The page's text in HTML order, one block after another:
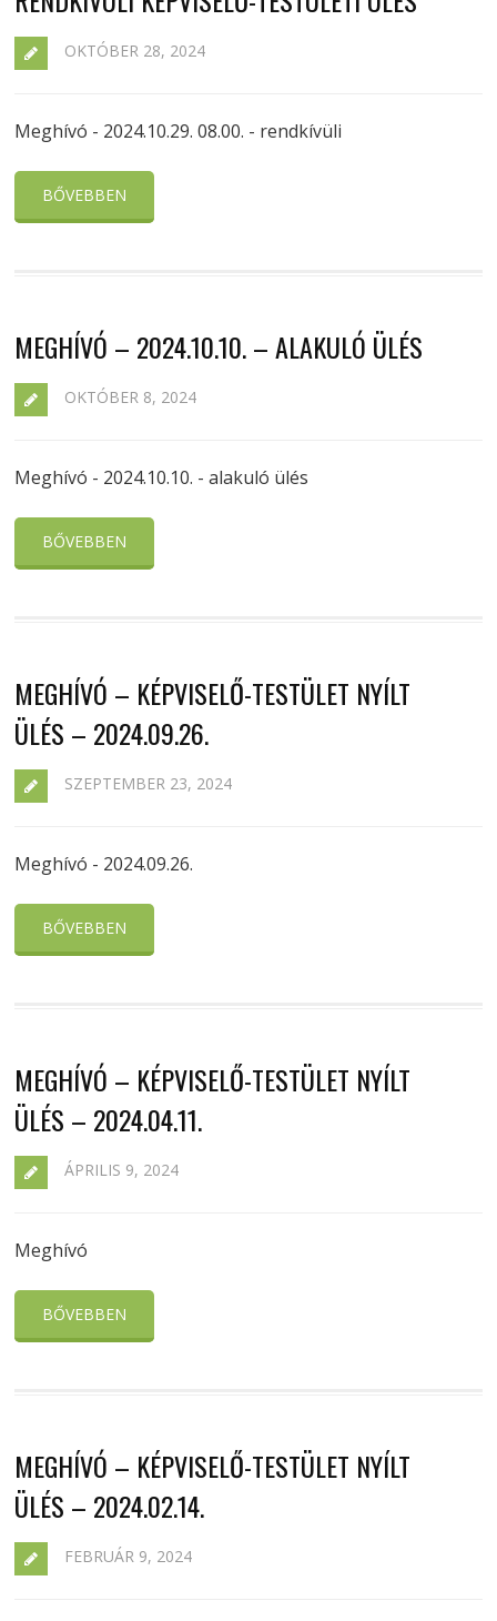
OKTÓBER 28, 2024
Meghívó - 2024.10.29. 08.00. - rendkívüli
BŐVEBBEN
MEGHÍVÓ – 2024.10.10. – ALAKULÓ ÜLÉS
OKTÓBER 8, 2024
Meghívó - 2024.10.10. - alakuló ülés
BŐVEBBEN
MEGHÍVÓ – KÉPVISELŐ-TESTÜLET NYÍLT
ÜLÉS – 2024.09.26.
SZEPTEMBER 23, 2024
Meghívó - 2024.09.26.
BŐVEBBEN
MEGHÍVÓ – KÉPVISELŐ-TESTÜLET NYÍLT
ÜLÉS – 2024.04.11.
ÁPRILIS 9, 2024
Meghívó
BŐVEBBEN
MEGHÍVÓ – KÉPVISELŐ-TESTÜLET NYÍLT
ÜLÉS – 2024.02.14.
FEBRUÁR 9, 2024